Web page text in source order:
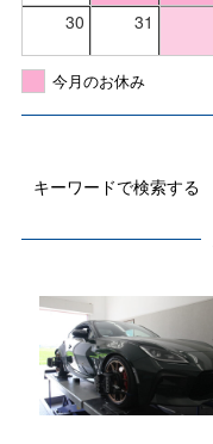
30 31
今月のお休み